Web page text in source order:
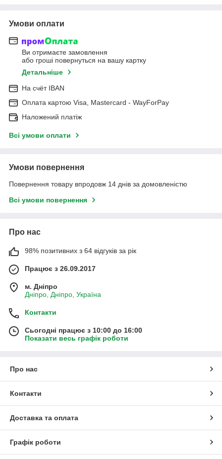
Умови оплати
Ви отримаєте замовлення
або гроші повернуться на вашу картку
Детальніше
На cчёт IBAN
Оплата картою Visa, Mastercard - WayForPay
Наложений платіж
Всі умови оплати
Умови повернення
Повернення товару впродовж 14 днів за домовленістю
Всі умови повернення
Про нас
98% позитивних з 64 відгуків за рік
Працює з 26.09.2017
м. Дніпро
Дніпро, Дніпро, Україна
Контакти
Сьогодні працює з 10:00 до 16:00
Показати весь графік роботи
Про нас
Контакти
Доставка та оплата
Графік роботи